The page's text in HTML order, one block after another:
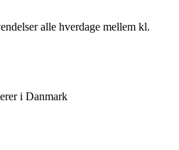
alle hverdage mellem kl.
i Danmark